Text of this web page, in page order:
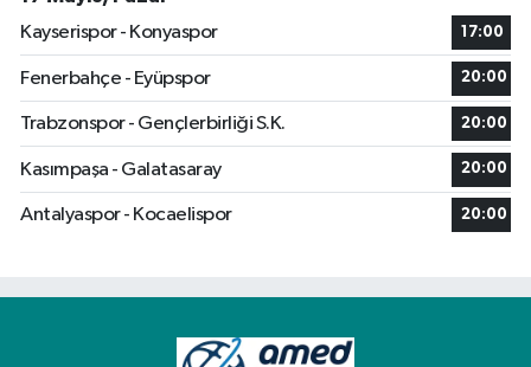
Kayserispor - Konyaspor
17:00
Fenerbahçe - Eyüpspor 20:00
Trabzonspor - Gençlerbirliği S.K. 20:00
Kasımpaşa - Galatasaray 20:00
Antalyaspor - Kocaelispor 20:00